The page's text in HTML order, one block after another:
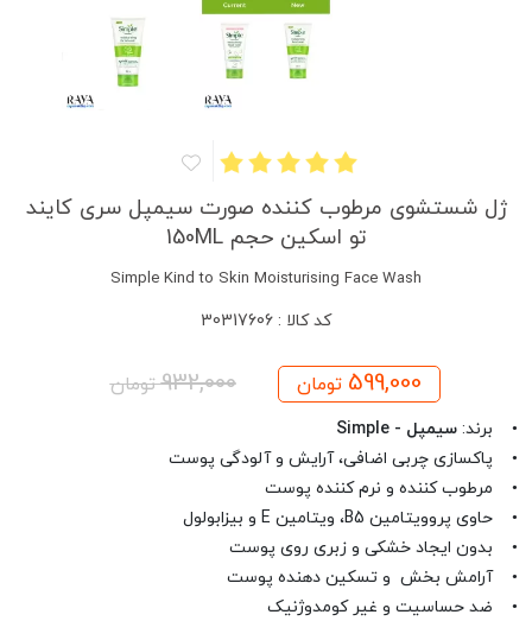
ژل شستشوی مرطوب کننده صورت سیمپل سری کایند
تو اسکین حجم 150ML
Simple Kind to Skin Moisturising Face Wash
کد کالا : 30317606
599,000 تومان 932,000تومان
• برند: سیمپل - Simple
• پاکسازی چربی اضافی، آرایش و آلودگی پوست
• مرطوب کننده و نرم کننده پوست
• حاوی پروویتامین B5، ویتامین E و بیزابولول
• بدون ایجاد خشکی و زبری روی پوست
• آرامش بخش و تسکین دهنده پوست
• ضد حساسیت و غیر کومدوژنیک